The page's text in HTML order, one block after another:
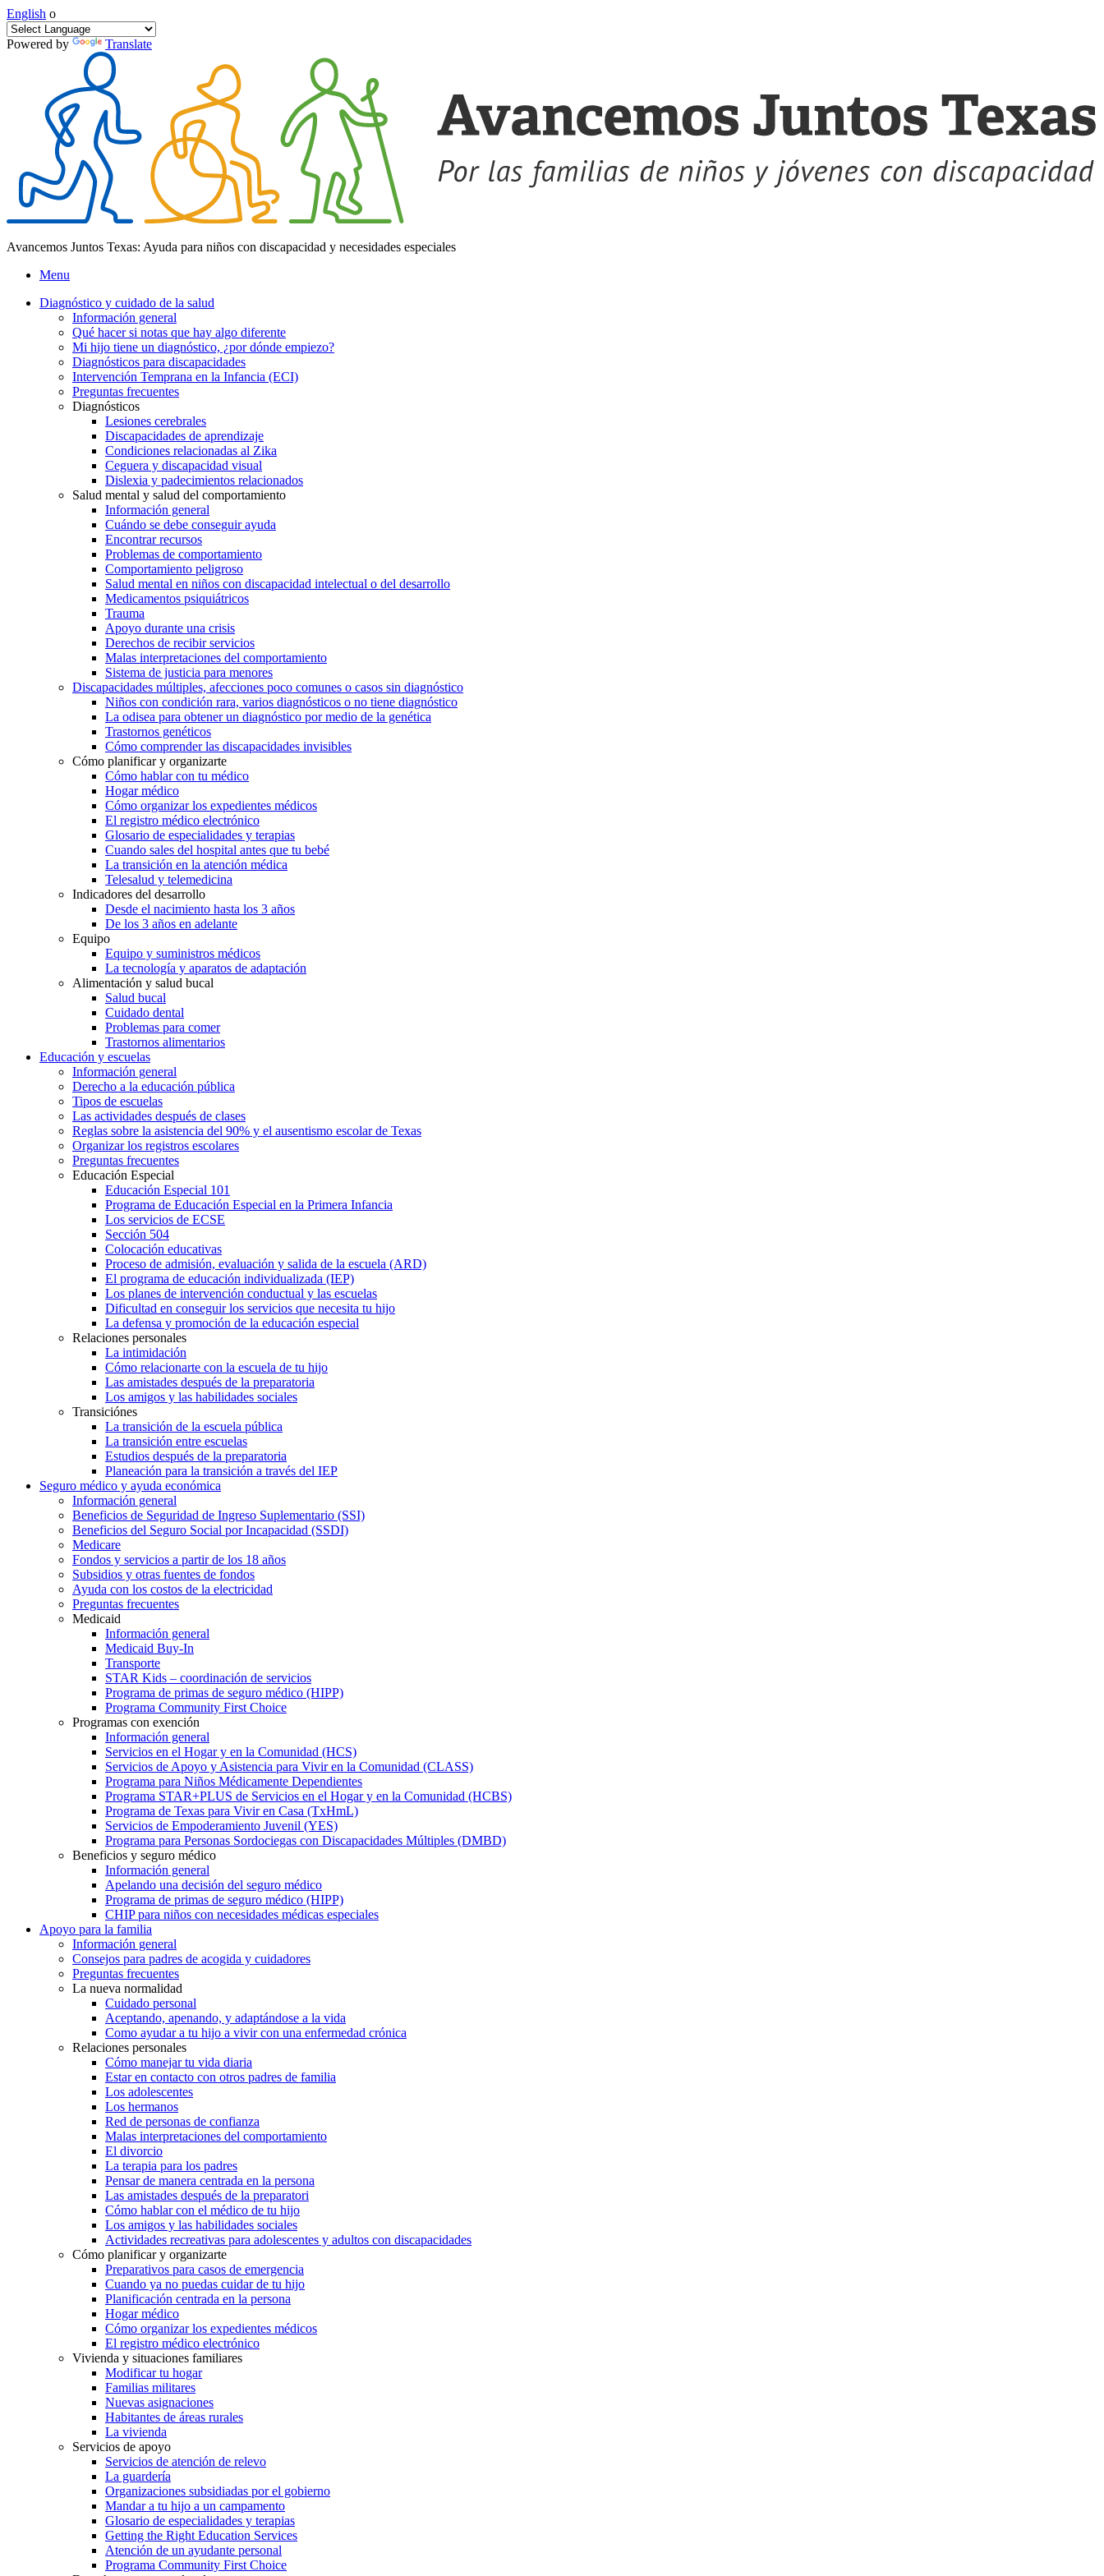
English o
Powered by Translate
Avancemos Juntos Texas: Ayuda para niños con discapacidad y necesidades especiales
Menu
Diagnóstico y cuidado de la salud
Información general
Qué hacer si notas que hay algo diferente
Mi hijo tiene un diagnóstico, ¿por dónde empiezo?
Diagnósticos para discapacidades
Intervención Temprana en la Infancia (ECI)
Preguntas frecuentes
Diagnósticos
Lesiones cerebrales
Discapacidades de aprendizaje
Condiciones relacionadas al Zika
Ceguera y discapacidad visual
Dislexia y padecimientos relacionados
Salud mental y salud del comportamiento
Información general
Cuándo se debe conseguir ayuda
Encontrar recursos
Problemas de comportamiento
Comportamiento peligroso
Salud mental en niños con discapacidad intelectual o del desarrollo
Medicamentos psiquiátricos
Trauma
Apoyo durante una crisis
Derechos de recibir servicios
Malas interpretaciones del comportamiento
Sistema de justicia para menores
Discapacidades múltiples, afecciones poco comunes o casos sin diagnóstico
Niños con condición rara, varios diagnósticos o no tiene diagnóstico
La odisea para obtener un diagnóstico por medio de la genética
Trastornos genéticos
Cómo comprender las discapacidades invisibles
Cómo planificar y organizarte
Cómo hablar con tu médico
Hogar médico
Cómo organizar los expedientes médicos
El registro médico electrónico
Glosario de especialidades y terapias
Cuando sales del hospital antes que tu bebé
La transición en la atención médica
Telesalud y telemedicina
Indicadores del desarrollo
Desde el nacimiento hasta los 3 años
De los 3 años en adelante
Equipo
Equipo y suministros médicos
La tecnología y aparatos de adaptación
Alimentación y salud bucal
Salud bucal
Cuidado dental
Problemas para comer
Trastornos alimentarios
Educación y escuelas
Información general
Derecho a la educación pública
Tipos de escuelas
Las actividades después de clases
Reglas sobre la asistencia del 90% y el ausentismo escolar de Texas
Organizar los registros escolares
Preguntas frecuentes
Educación Especial
Educación Especial 101
Programa de Educación Especial en la Primera Infancia
Los servicios de ECSE
Sección 504
Colocación educativas
Proceso de admisión, evaluación y salida de la escuela (ARD)
El programa de educación individualizada (IEP)
Los planes de intervención conductual y las escuelas
Dificultad en conseguir los servicios que necesita tu hijo
La defensa y promoción de la educación especial
Relaciones personales
La intimidación
Cómo relacionarte con la escuela de tu hijo
Las amistades después de la preparatoria
Los amigos y las habilidades sociales
Transiciónes
La transición de la escuela pública
La transición entre escuelas
Estudios después de la preparatoria
Planeación para la transición a través del IEP
Seguro médico y ayuda económica
Información general
Beneficios de Seguridad de Ingreso Suplementario (SSI)
Beneficios del Seguro Social por Incapacidad (SSDI)
Medicare
Fondos y servicios a partir de los 18 años
Subsidios y otras fuentes de fondos
Ayuda con los costos de la electricidad
Preguntas frecuentes
Medicaid
Información general
Medicaid Buy-In
Transporte
STAR Kids – coordinación de servicios
Programa de primas de seguro médico (HIPP)
Programa Community First Choice
Programas con exención
Información general
Servicios en el Hogar y en la Comunidad (HCS)
Servicios de Apoyo y Asistencia para Vivir en la Comunidad (CLASS)
Programa para Niños Médicamente Dependientes
Programa STAR+PLUS de Servicios en el Hogar y en la Comunidad (HCBS)
Programa de Texas para Vivir en Casa (TxHmL)
Servicios de Empoderamiento Juvenil (YES)
Programa para Personas Sordociegas con Discapacidades Múltiples (DMBD)
Beneficios y seguro médico
Información general
Apelando una decisión del seguro médico
Programa de primas de seguro médico (HIPP)
CHIP para niños con necesidades médicas especiales
Apoyo para la familia
Información general
Consejos para padres de acogida y cuidadores
Preguntas frecuentes
La nueva normalidad
Cuidado personal
Aceptando, apenando, y adaptándose a la vida
Como ayudar a tu hijo a vivir con una enfermedad crónica
Relaciones personales
Cómo manejar tu vida diaria
Estar en contacto con otros padres de familia
Los adolescentes
Los hermanos
Red de personas de confianza
Malas interpretaciones del comportamiento
El divorcio
La terapia para los padres
Pensar de manera centrada en la persona
Las amistades después de la preparatori
Cómo hablar con el médico de tu hijo
Los amigos y las habilidades sociales
Actividades recreativas para adolescentes y adultos con discapacidades
Cómo planificar y organizarte
Preparativos para casos de emergencia
Cuando ya no puedas cuidar de tu hijo
Planificación centrada en la persona
Hogar médico
Cómo organizar los expedientes médicos
El registro médico electrónico
Vivienda y situaciones familiares
Modificar tu hogar
Familias militares
Nuevas asignaciones
Habitantes de áreas rurales
La vivienda
Servicios de apoyo
Servicios de atención de relevo
La guardería
Organizaciones subsidiadas por el gobierno
Mandar a tu hijo a un campamento
Glosario de especialidades y terapias
Getting the Right Education Services
Atención de un ayudante personal
Programa Community First Choice